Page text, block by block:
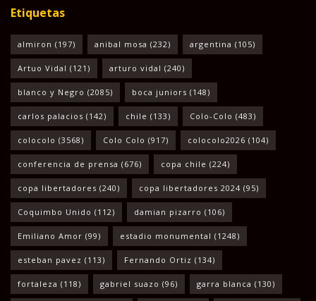
Etiquetas
almiron (197) anibal mosa (232) argentina (105)
Artuo Vidal (121) arturo vidal (240)
blanco y Negro (2085) boca juniors (148)
carlos palacios (142) chile (133) Colo-Colo (483)
colocolo (3568) Colo Colo (917) colocolo2026 (104)
conferencia de prensa (676) copa chile (224)
copa libertadores (240) copa libertadores 2024 (95)
Coquimbo Unido (112) damian pizarro (106)
Emiliano Amor (99) estadio monumental (1248)
esteban pavez (113) Fernando Ortiz (134)
fortaleza (118) gabriel suazo (96) garra blanca (130)